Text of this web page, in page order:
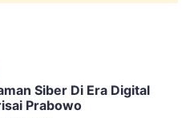
Siber Di Era Digital
Prabowo